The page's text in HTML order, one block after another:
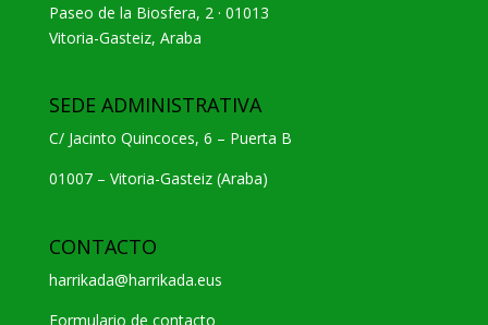
Paseo de la Biosfera, 2 · 01013
Vitoria-Gasteiz, Araba
SEDE ADMINISTRATIVA
C/ Jacinto Quincoces, 6 – Puerta B
01007 – Vitoria-Gasteiz (Araba)
CONTACTO
harrikada@harrikada.eus
Formulario de contacto